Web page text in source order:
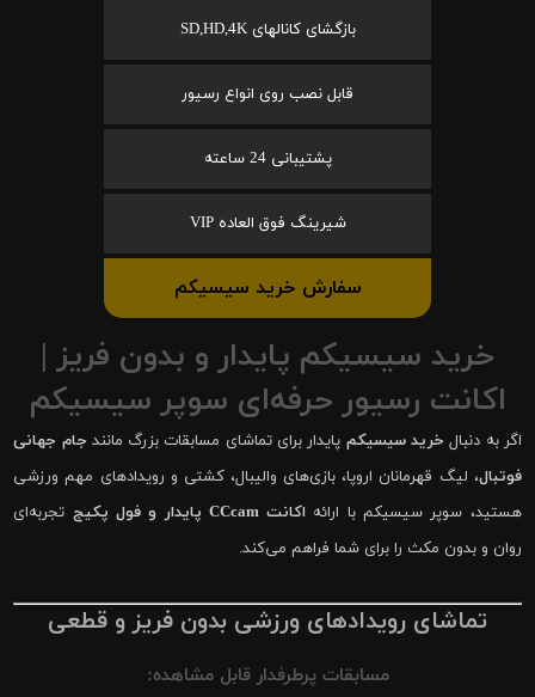
بازگشای کانالهای SD,HD,4K
قابل نصب روی انواع رسیور
پشتیبانی 24 ساعته
شیرینگ فوق العاده VIP
سفارش خرید سیسیکم
خرید سیسیکم پایدار و بدون فریز |
اکانت رسیور حرفه‌ای سوپر سیسیکم
اگر به دنبال خرید سیسیکم پایدار برای تماشای مسابقات بزرگ مانند جام جهانی
فوتبال، لیگ قهرمانان اروپا، بازی‌های والیبال، کشتی و رویدادهای مهم ورزشی
هستید، سوپر سیسیکم با ارائه اکانت CCcam پایدار و فول پکیج
تجربه‌ای
روان و بدون مکث را برای شما فراهم می‌کند.
تماشای رویدادهای ورزشی بدون فریز و قطعی
مسابقات پرطرفدار قابل مشاهده: